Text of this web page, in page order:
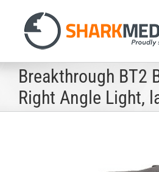
content
Breakthrough BT2
Right Angle Light,